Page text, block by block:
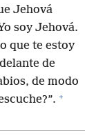
Jehová
soy Jehová.
que te estoy
de
de modo
+